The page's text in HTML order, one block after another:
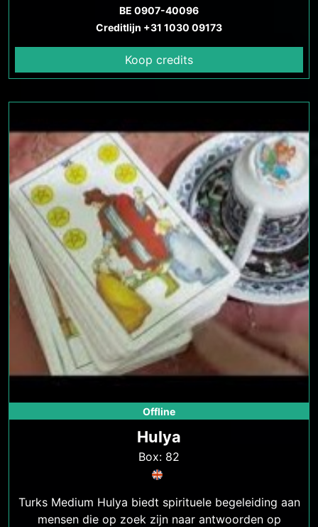
BE 0907-40096
Creditlijn +31 1030 09173
Koop credits
Offline
Hulya
Box: 82
Turks Medium Hulya biedt spirituele begeleiding aan
mensen die op zoek zijn naar antwoorden op